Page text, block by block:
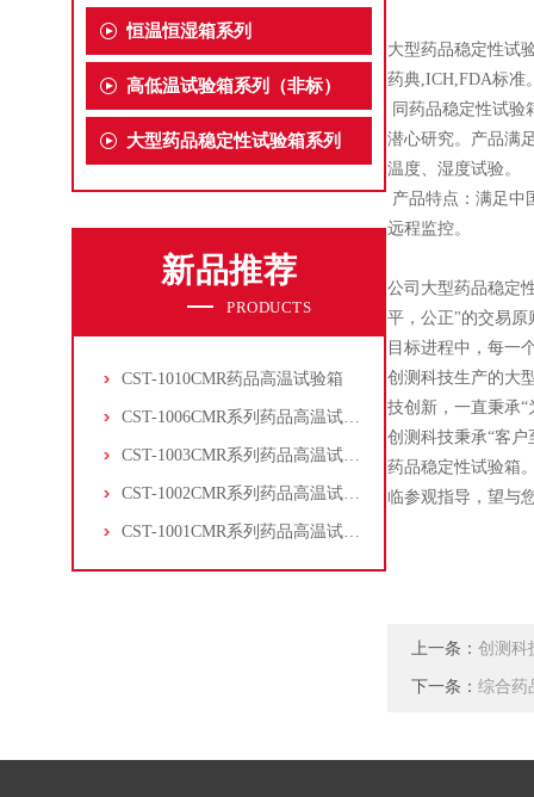
恒温恒湿箱系列
高低温试验箱系列（非标）
大型药品稳定性试验箱系列
新品推荐
PRODUCTS
CST-1010CMR药品高温试验箱
CST-1006CMR系列药品高温试验箱
CST-1003CMR系列药品高温试验箱
CST-1002CMR系列药品高温试验箱
CST-1001CMR系列药品高温试验箱
大型药品稳定性试
药典,ICH,FDA标准
同药品稳定性试验
潜心研究。产品满
温度、湿度试验。
产品特点：满足中
远程监控。
公司大型药品稳定
平，公正"的交易原
目标进程中，每一
创测科技生产的大
技创新，一直秉承
创测科技秉承“客
药品稳定性试验箱
临参观指导，望与
上一条： 创测科
下一条： 综合药